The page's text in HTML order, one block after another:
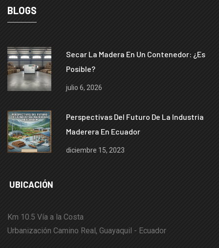
BLOGS
Secar La Madera En Un Contenedor: ¿es
Posible?
julio 6, 2026
Perspectivas Del Futuro De La Industria
Maderera En Ecuador
diciembre 15, 2023
UBICACIÓN
Km 10.5 Vía a la Costa
Urbanización Camino Real, Guayaquil - Ecuador